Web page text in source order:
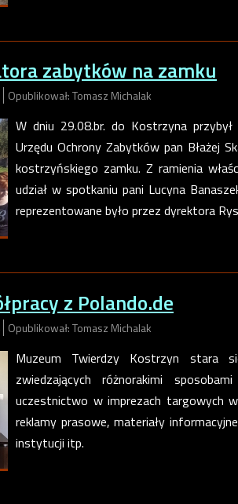
zabytków na zamku
Opublikował: Tomasz Michalak
W dniu 29.08.br. do Kostrzyna
Urzędu Ochrony Zabytków pan Błażej
kostrzyńskiego zamku. Z ramienia
udział w spotkaniu pani Lucyna
reprezentowane było przez dyrektora
z Polando.de
Opublikował: Tomasz Michalak
Muzeum Twierdzy Kostrzyn stara
zwiedzających różnorakimi
uczestnictwo w imprezach targowych
reklamy prasowe, materiały
instytucji itp.